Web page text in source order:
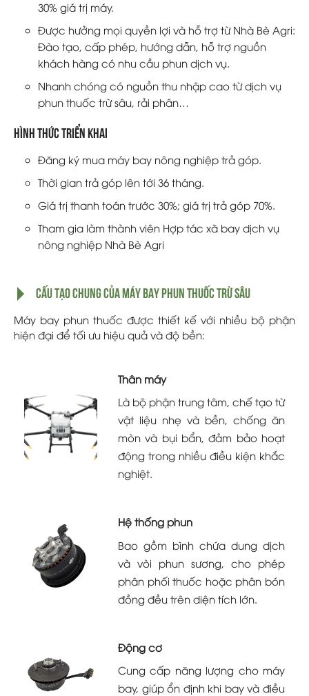
30% giá trị máy.
Được hưởng mọi quyền lợi và hỗ trợ từ Nhà Bè Agri:
Đào tạo, cấp phép, hướng dẫn, hỗ trợ nguồn
khách hàng có nhu cầu phun dịch vụ.
Nhanh chóng có nguồn thu nhập cao từ dịch vụ
phun thuốc trừ sâu, rải phân…
Hình thức triển khai
Đăng ký mua máy bay nông nghiệp trả góp.
Thời gian trả góp lên tới 36 tháng.
Giá trị thanh toán trước 30%; giá trị trả góp 70%.
Tham gia làm thành viên Hợp tác xã bay dịch vụ
nông nghiệp Nhà Bè Agri
Cấu Tạo Chung Của Máy Bay Phun Thuốc Trừ Sâu
Máy bay phun thuốc được thiết kế với nhiều bộ phận
hiện đại để tối ưu hiệu quả và độ bền:
Thân máy
Là bộ phận trung tâm, chế tạo từ
vật liệu nhẹ và bền, chống ăn
mòn và bụi bẩn, đảm bảo hoạt
động trong nhiều điều kiện khắc
nghiệt.
Hệ thống phun
Bao gồm bình chứa dung dịch
và vòi phun sương, cho phép
phân phối thuốc hoặc phân bón
đồng đều trên diện tích lớn.
Động cơ
Cung cấp năng lượng cho máy
bay, giúp ổn định khi bay và điều